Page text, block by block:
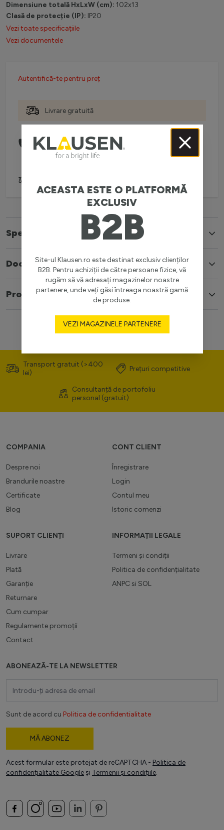
Dimensiune totală HxLxW (cm): 102x13
Clasă de protecție (IP): IP20
Vezi toate specificațiile
Vezi documentele
Autentifică-te pentru preț
Livrare gratuită
0738 757 210
(L-V: 08:30-16:00)
Specificatii
Documente
Produse similare
ACEASTA ESTE O PLATFORMĂ
EXCLUSIV
B2B
Site-ul Klausen.ro este destinat exclusiv clienților
B2B. Pentru achiziții de către persoane fizice, vă
rugăm să vă adresați magazinelor noastre
partenere, unde veți găsi întreaga noastră gamă
de produse.
VEZI MAGAZINELE PARTENERE
Transport gratuit (>400
lei)
Prețuri competitive
Consultanță de portofoliu
personal (gratuit)
COMPANIA
Despre noi
Brandurile noastre
Certificate
Blog
CONT CLIENT
Înregistrare
Login
Contul meu
Istoric comenzi
SUPORT CLIENȚI
Livrare
Plată
Garanție
Returnare
Cum cumpar
Regulamente promoții
Contact
INFORMAȚII LEGALE
Termeni și condiții
Politica de confidențialitate
ANPC si SOL
ABONEAZĂ-TE LA NEWSLETTER
Sunt de acord cu Politica de confidentialitate
MĂ ABONEZ
Acest formular este protejat de reCAPTCHA - Politica de
confidențialitate Google și Termenii și condițiile.